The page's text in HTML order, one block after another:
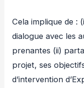
Cela implique de :
dialogue avec les
prenantes (ii)
projet, ses
d’intervention